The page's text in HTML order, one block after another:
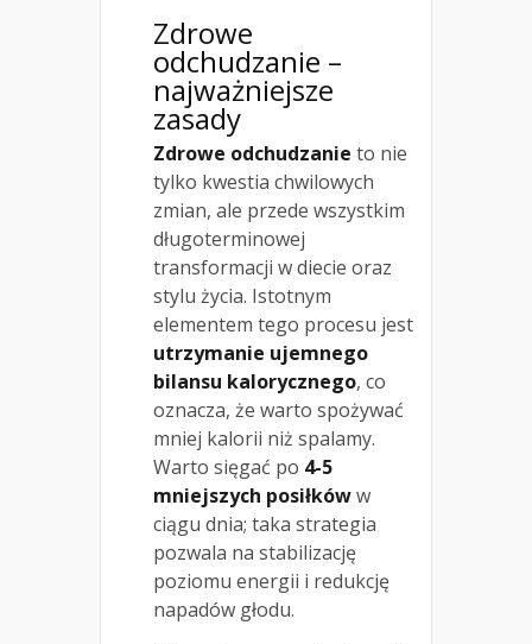
Zdrowe
odchudzanie –
najważniejsze
zasady
Zdrowe odchudzanie to nie
tylko kwestia chwilowych
zmian, ale przede wszystkim
długoterminowej
transformacji w diecie oraz
stylu życia. Istotnym
elementem tego procesu jest
utrzymanie ujemnego
bilansu kalorycznego, co
oznacza, że warto spożywać
mniej kalorii niż spalamy.
Warto sięgać po 4-5
mniejszych posiłkóww
ciągu dnia; taka strategia
pozwala na stabilizację
poziomu energii i redukcję
napadów głodu.